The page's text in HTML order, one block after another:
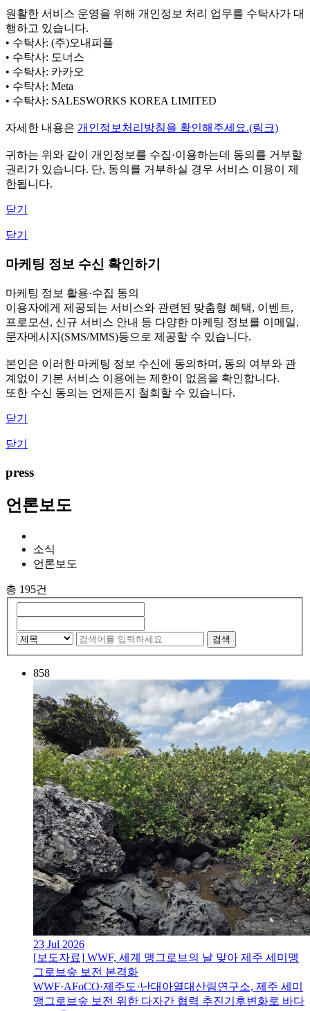
원활한 서비스 운영을 위해 개인정보 처리 업무를 수탁사가 대
행하고 있습니다.
• 수탁사: (주)오내피플
• 수탁사: 도너스
• 수탁사: 카카오
• 수탁사: Meta
• 수탁사: SALESWORKS KOREA LIMITED
자세한 내용은 개인정보처리방침을 확인해주세요.(링크)
귀하는 위와 같이 개인정보를 수집·이용하는데 동의를 거부할
권리가 있습니다. 단, 동의를 거부하실 경우 서비스 이용이 제
한됩니다.
닫기
닫기
마케팅 정보 수신 확인하기
마케팅 정보 활용·수집 동의
이용자에게 제공되는 서비스와 관련된 맞춤형 혜택, 이벤트,
프로모션, 신규 서비스 안내 등 다양한 마케팅 정보를 이메일,
문자메시지(SMS/MMS)등으로 제공할 수 있습니다.
본인은 이러한 마케팅 정보 수신에 동의하며, 동의 여부와 관
계없이 기본 서비스 이용에는 제한이 없음을 확인합니다.
또한 수신 동의는 언제든지 철회할 수 있습니다.
닫기
닫기
press
언론보도
소식
언론보도
총 195건
검색
858
23 Jul 2026
[보도자료] WWF, 세계 맹그로브의 날 맞아 제주 세미맹
그로브숲 보전 본격화
WWF·AFoCO·제주도·난대아열대산림연구소, 제주 세미
맹그로브숲 보전 위한 다자간 협력 추진기후변화로 바다